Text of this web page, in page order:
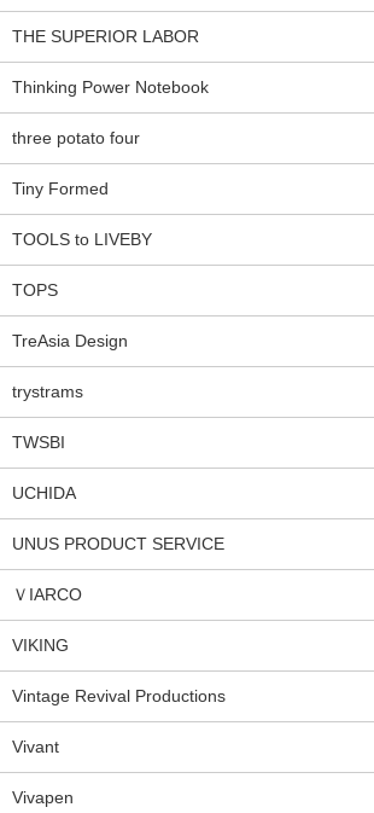
THE SUPERIOR LABOR
Thinking Power Notebook
three potato four
Tiny Formed
TOOLS to LIVEBY
TOPS
TreAsia Design
trystrams
TWSBI
UCHIDA
UNUS PRODUCT SERVICE
ＶIARCO
VIKING
Vintage Revival Productions
Vivant
Vivapen